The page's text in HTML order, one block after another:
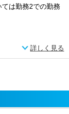
は勤務2での勤務
詳しく見る